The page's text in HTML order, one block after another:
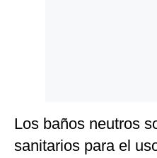
Los baños neutros
sanitarios para el